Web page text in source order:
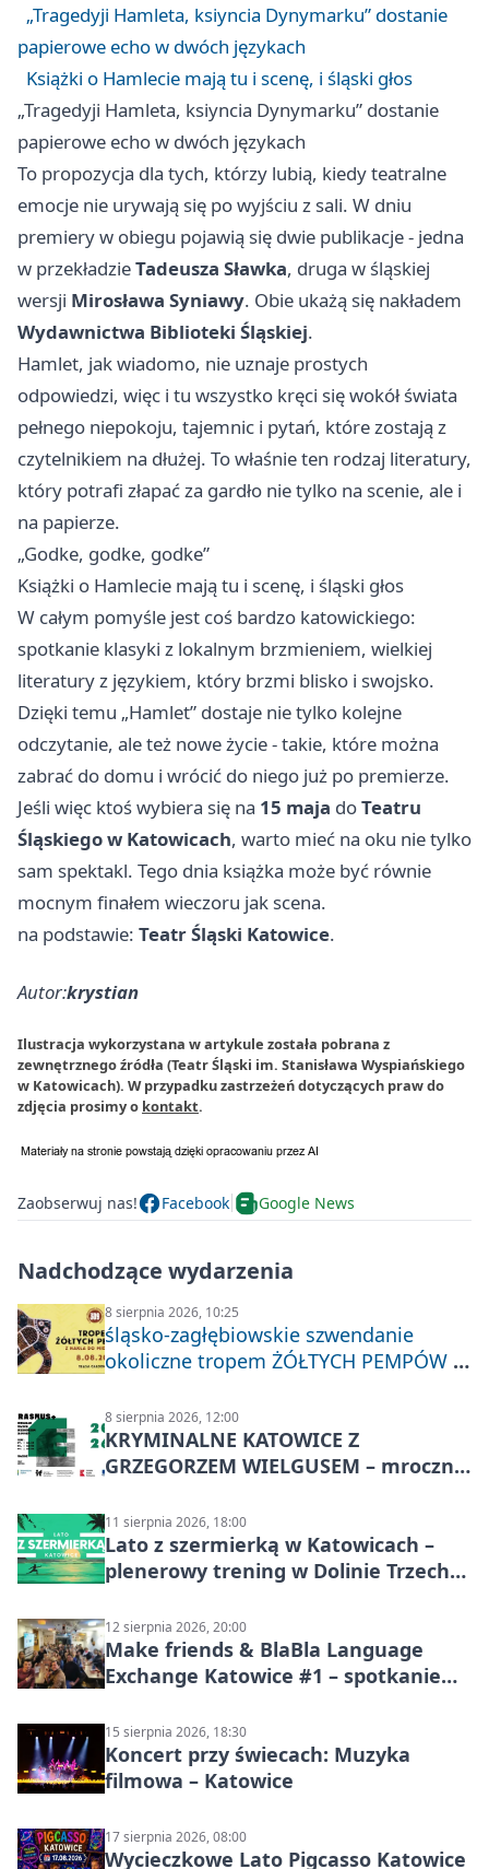
„Tragedyji Hamleta, ksiyncia Dynymarku” dostanie
papierowe echo w dwóch językach
Książki o Hamlecie mają tu i scenę, i śląski głos
„Tragedyji Hamleta, ksiyncia Dynymarku” dostanie
papierowe echo w dwóch językach
To propozycja dla tych, którzy lubią, kiedy teatralne
emocje nie urywają się po wyjściu z sali. W dniu
premiery w obiegu pojawią się dwie publikacje - jedna
w przekładzieTadeusza Sławka, druga w śląskiej
wersji Mirosława Syniawy. Obie ukażą się nakładem
Wydawnictwa Biblioteki Śląskiej.
Hamlet, jak wiadomo, nie uznaje prostych
odpowiedzi, więc i tu wszystko kręci się wokół świata
pełnego niepokoju, tajemnic i pytań, które zostają z
czytelnikiem na dłużej. To właśnie ten rodzaj literatury,
który potrafi złapać za gardło nie tylko na scenie, ale i
na papierze.
„Godke, godke, godke”
Książki o Hamlecie mają tu i scenę, i śląski głos
W całym pomyśle jest coś bardzo katowickiego:
spotkanie klasyki z lokalnym brzmieniem, wielkiej
literatury z językiem, który brzmi blisko i swojsko.
Dzięki temu „Hamlet” dostaje nie tylko kolejne
odczytanie, ale też nowe życie - takie, które można
zabrać do domu i wrócić do niego już po premierze.
Jeśli więc ktoś wybiera się na 15 maja doTeatru
Śląskiego w Katowicach, warto mieć na oku nie tylko
sam spektakl. Tego dnia książka może być równie
mocnym finałem wieczoru jak scena.
na podstawie: Teatr Śląski Katowice.
Autor:krystian
Ilustracja wykorzystana w artykule została pobrana z
zewnętrznego źródła (Teatr Śląski im. Stanisława Wyspiańskiego
w Katowicach). W przypadku zastrzeżeń dotyczących praw do
zdjęcia prosimy o kontakt.
Zaobserwuj nas! Facebook Google News
Nadchodzące wydarzenia
8 sierpnia 2026, 10:25
śląsko-zagłębiowskie szwendanie
okoliczne tropem ŻÓŁTYCH PEMPÓW z
8 sierpnia 2026, 12:00
KRYMINALNE KATOWICE Z
GRZEGORZEM WIELGUSEM – mroczne
11 sierpnia 2026, 18:00
Lato z szermierką w Katowicach –
plenerowy trening w Dolinie Trzech
12 sierpnia 2026, 20:00
Make friends & BlaBla Language
Exchange Katowice #1 – spotkanie
15 sierpnia 2026, 18:30
Koncert przy świecach: Muzyka
filmowa – Katowice
17 sierpnia 2026, 08:00
Wycieczkowe Lato Pigcasso Katowice